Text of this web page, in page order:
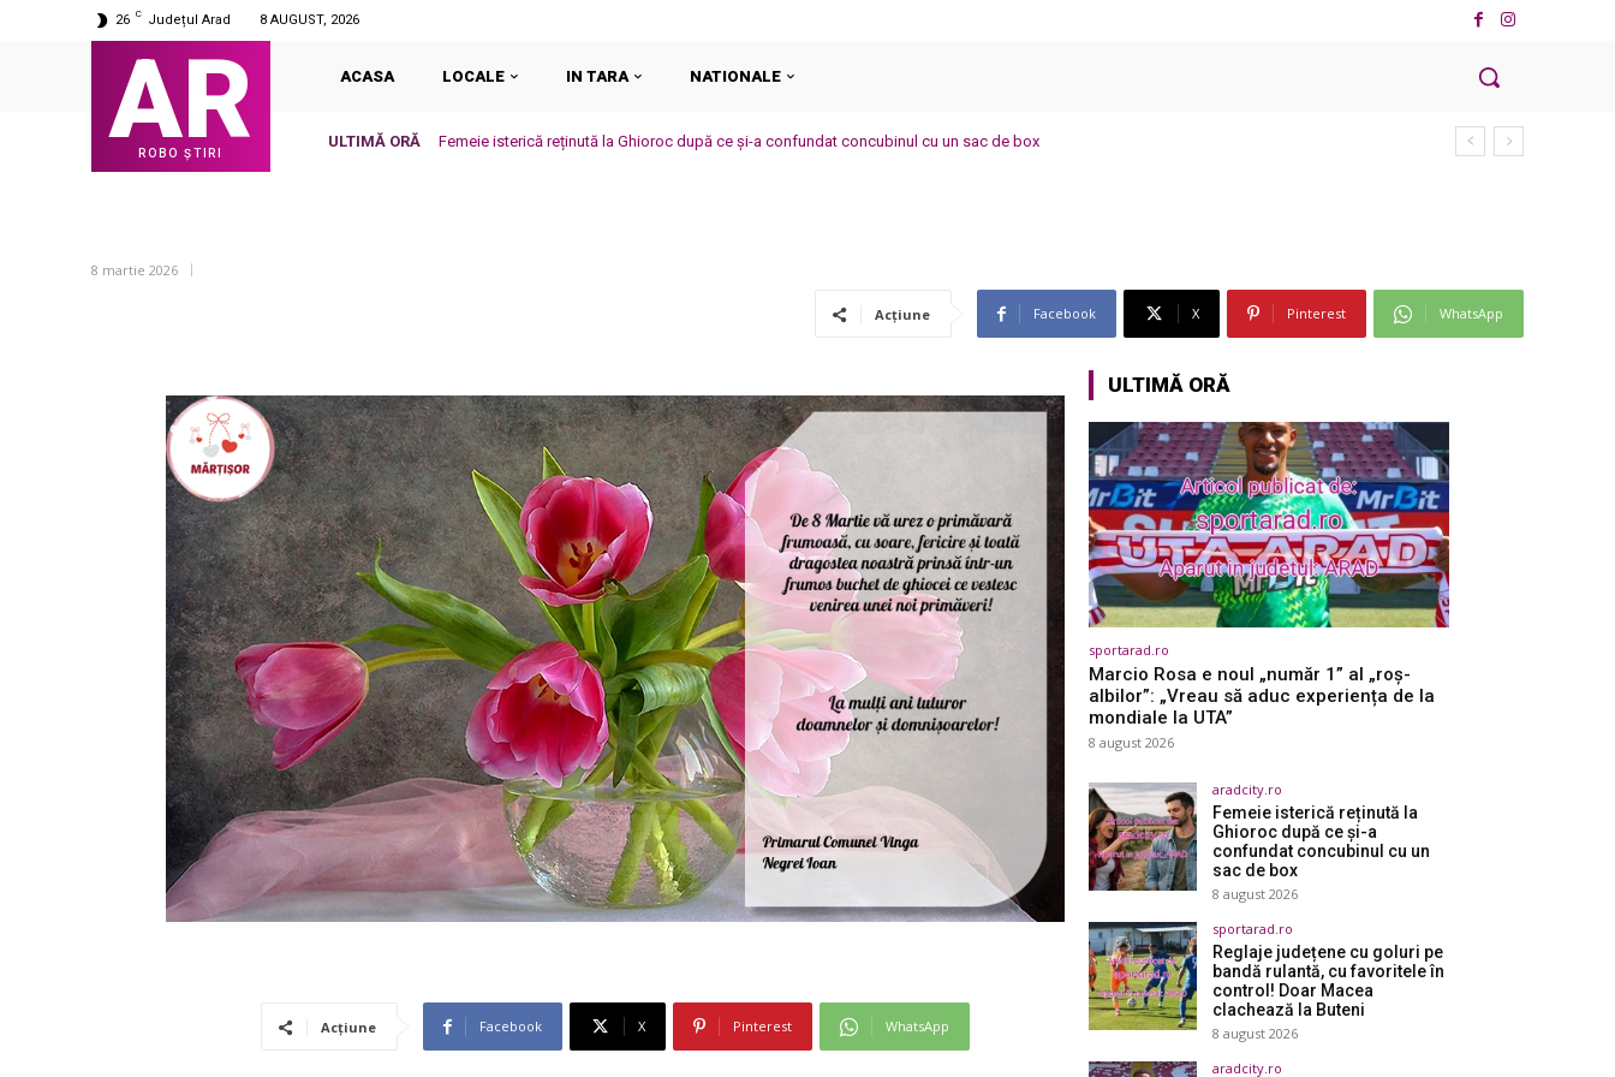
26 C Județul Arad 8 AUGUST, 2026
AR
ROBO ȘTIRI
ACASA LOCALE IN TARA NATIONALE
ULTIMĂ ORĂ Femeie isterică reținută la Ghioroc după ce și-a confundat concubinul cu un sac de box
8 martie 2026
Acțiune Facebook X Pinterest WhatsApp
Acțiune Facebook X Pinterest WhatsApp
ULTIMĂ ORĂ
sportarad.ro
Marcio Rosa e noul „număr 1” al „roș-
albilor”: „Vreau să aduc experiența de la
mondiale la UTA”
8 august 2026
aradcity.ro
Femeie isterică reținută la
Ghioroc după ce și-a
confundat concubinul cu un
sac de box
8 august 2026
sportarad.ro
Reglaje județene cu goluri pe
bandă rulantă, cu favoritele în
control! Doar Macea
clachează la Buteni
8 august 2026
aradcity.ro